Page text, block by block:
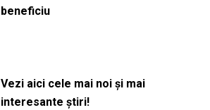
beneficiu
Vezi aici cele mai noi și mai
interesante știri!